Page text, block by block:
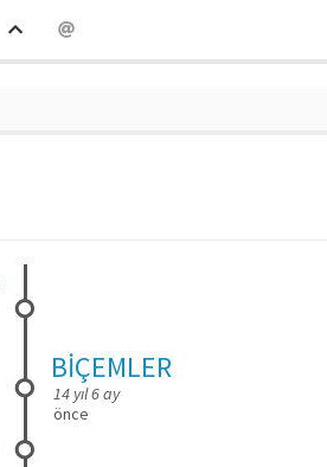
BİÇEMLER
14 yıl 6 ay
önce